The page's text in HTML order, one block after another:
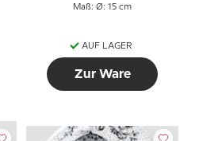
Maß: Ø: 15 cm
AUF LAGER
Zur Ware